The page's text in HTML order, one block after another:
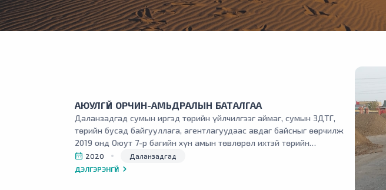
АЮУЛГҮЙ ОРЧИН-АМЬДРАЛЫН БАТАЛГАА
Даланзадгад сумын иргэд төрийн үйлчилгээг аймаг, сумын ЗДТГ,
төрийн бусад байгууллага, агентлагуудаас авдаг байсныг өөрчилж
2019 онд Оюут 7-р багийн хүн амын төвлөрөл ихтэй төрийн
үйлчилгээ, эрүүл мэндийн үйлчилгээ үзүүлэх боломжтой байршилд
нэг цэгийн үйлчилгээний газар байгуулсан.
2020
Даланзадгад
ДЭЛГЭРЭНГҮЙ